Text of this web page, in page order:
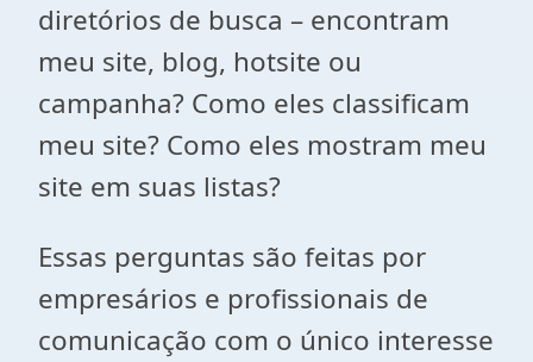
diretórios de busca – encontram
meu site, blog, hotsite ou
campanha? Como eles classificam
meu site? Como eles mostram meu
site em suas listas?
Essas perguntas são feitas por
empresários e profissionais de
comunicação com o único interesse